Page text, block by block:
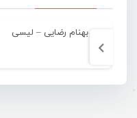
بهنام رضایی – لیسی